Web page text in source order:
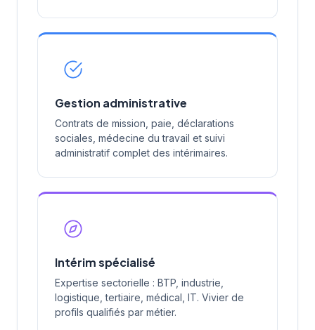
Gestion administrative
Contrats de mission, paie, déclarations
sociales, médecine du travail et suivi
administratif complet des intérimaires.
Intérim spécialisé
Expertise sectorielle : BTP, industrie,
logistique, tertiaire, médical, IT. Vivier de
profils qualifiés par métier.